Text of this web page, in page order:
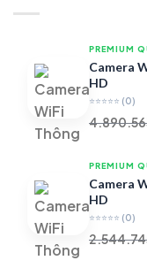
PREMIUM
Camera
HD
⭐⭐⭐⭐⭐ (0)
PREMIUM
Camera
HD
⭐⭐⭐⭐⭐ (0)